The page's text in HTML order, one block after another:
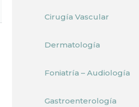
Cirugía Vascular
Dermatología
Foniatría – Audiología
Gastroenterología